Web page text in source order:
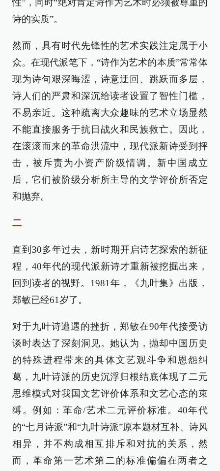
性”，同时“绝对肯定诗作为艺术时必须被尊重的
诗的实质”。
然而，具有时代先锋性的艺术实践注定属于小
众。在现代派笔下，“诗作为艺术的本质”常常体
现为诗句艰深晦涩，诗意迂回、跳跃而多层，
诗人们的严肃和深沉给读者设置了智性门槛，
不易亲近。这种疏离大众趣味的艺术立场显然
不能直接服务于抗日战火和民族救亡。因此，
在滚滚而来的革命洪流中，现代派新诗受到抨
击，被斥责为小资产阶级情调。新中国成立
后，它们被阶级分析所主导的文学评价所否定
和抛弃。
二
直到30多年过去，新时期开启诗艺探索的新征
程，40年代的现代派新诗才重新被挖掘出来，
回到读者的视野。1981年，《九叶集》出版，
郑敏已经61岁了。
对于九叶诗遭遇的挫折，郑敏在90年代接受访
谈时表达了深刻洞见。她认为，抛却中国历史
的特殊进程带来的具体文艺观斗争和恩怨纠
葛，九叶诗派的历史沉浮归根结底体现了二元
思维模式对我国文艺评价体系和文艺心态的束
缚。例如：革命/艺术二元评价标准。40年代
的“七月诗派”和“九叶诗派”原本题材互补、诗风
相异，并不构成相互排斥和对抗的关系，然
而，革命第一艺术第二的标准偏偏在两者之